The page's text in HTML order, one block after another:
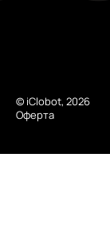
© iClobot, 2026
Оферта